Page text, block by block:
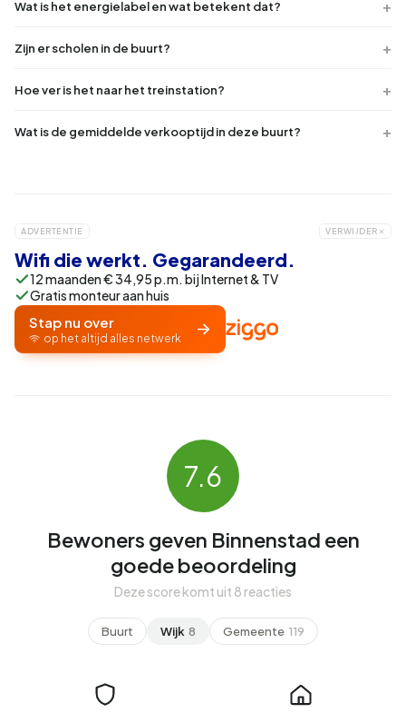
Wat is het energielabel en wat betekent dat?
Zijn er scholen in de buurt?
Hoe ver is het naar het treinstation?
Wat is de gemiddelde verkooptijd in deze buurt?
ADVERTENTIE VERWIJDER
Wifi die werkt. Gegarandeerd.
12 maanden € 34,95 p.m. bij Internet & TV
Gratis monteur aan huis
Stap nu over
op het altijd alles netwerk
7.6
Bewoners geven Binnenstad een
goede beoordeling
Deze score komt uit 8 reacties
Buurt Wijk 8 Gemeente 119